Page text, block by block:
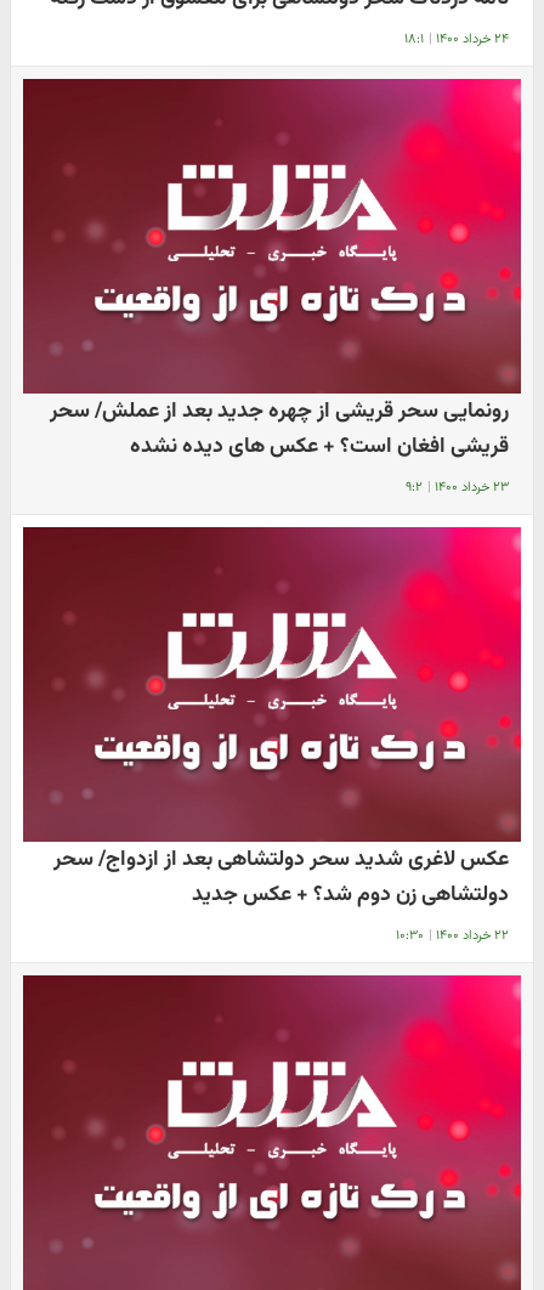
۲۴ خرداد ۱۴۰۰ | ۱۸:۱
رونمایی سحر قریشی از چهره جدید بعد از عملش/ سحر
قریشی افغان است؟ + عکس های دیده نشده
۲۳ خرداد ۱۴۰۰ | ۹:۲
عکس لاغری شدید سحر دولتشاهی بعد از ازدواج/ سحر
دولتشاهی زن دوم شد؟ + عکس جدید
۲۲ خرداد ۱۴۰۰ | ۱۰:۳۰